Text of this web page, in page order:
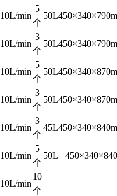
10L/min
5
个
50L450×340×
10L/min
3
个
50L450×340×
10L/min
5
个
50L450×340×
10L/min
3
个
50L450×340×
10L/min
3
个
45L450×340×
10L/min
5
个
50L 450×340×840
10L/min
10
个